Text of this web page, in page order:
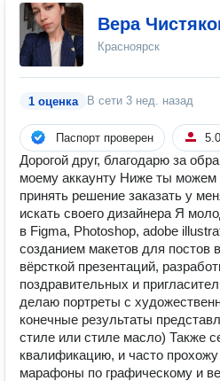
Вера
Красноярск
1 оценка В сети 3 нед. назад
Паспорт проверен 5.0
Дорогой друг, благодарю за
моему аккаунту Ниже ты можем
принять решение заказать у
искать своего дизайнера Я
в Figma, Photoshop, adobe
созданием макетов для постов
вёрсткой презентаций,
поздравительных и
делаю портреты с
конечные результаты
стиле или стиле масло) Также
квалификацию, и часто
марафоны по графическому и